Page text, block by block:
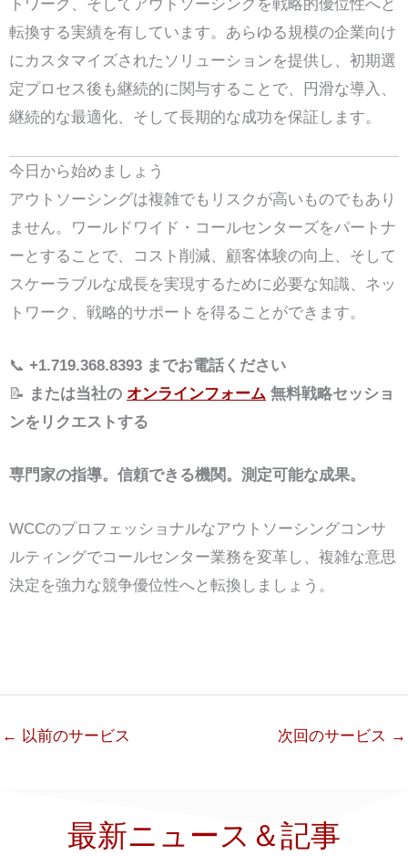
トワーク、そしてアウトソーシングを戦略的優位性へと
転換する実績を有しています。あらゆる規模の企業向け
にカスタマイズされたソリューションを提供し、初期選
定プロセス後も継続的に関与することで、円滑な導入、
継続的な最適化、そして長期的な成功を保証します。
今日から始めましょう
アウトソーシングは複雑でもリスクが高いものでもあり
ません。ワールドワイド・コールセンターズをパートナ
ーとすることで、コスト削減、顧客体験の向上、そして
スケーラブルな成長を実現するために必要な知識、ネッ
トワーク、戦略的サポートを得ることができます。
📞 +1.719.368.8393 までお電話ください
📝 または当社の オンラインフォーム 無料戦略セッショ
ンをリクエストする
専門家の指導。信頼できる機関。測定可能な成果。
WCCのプロフェッショナルなアウトソーシングコンサ
ルティングでコールセンター業務を変革し、複雑な意思
決定を強力な競争優位性へと転換しましょう。
← 以前のサービス 次回のサービス →
最新ニュース＆記事